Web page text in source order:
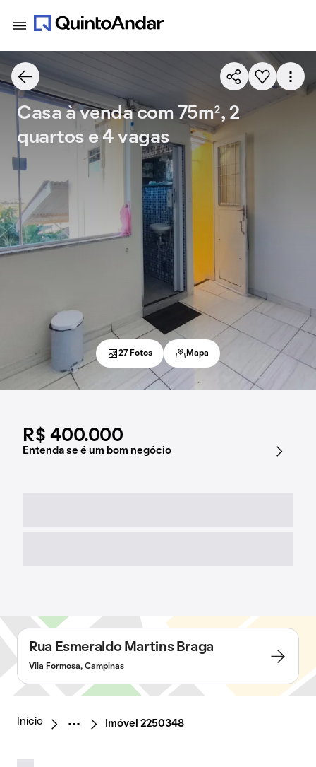
R$ 400.000
Entenda se é um bom negócio
Casa à venda com 75m², 2
quartos e 4 vagas
27 Fotos Mapa
Rua Esmeraldo Martins Braga
Vila Formosa, Campinas
Início Imóvel 2250348